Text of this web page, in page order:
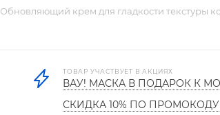
Обновляющий крем для гладкости текстуры
ТОВАР УЧАСТВУЕТ В АКЦИЯХ
ВАУ! МАСКА В ПОДАРОК К
СКИДКА 10% ПО ПРОМОКОДУ